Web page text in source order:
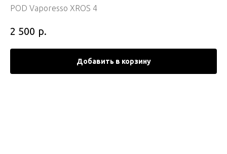
POD Vaporesso XROS 4
2 500 р.
Добавить в корзину